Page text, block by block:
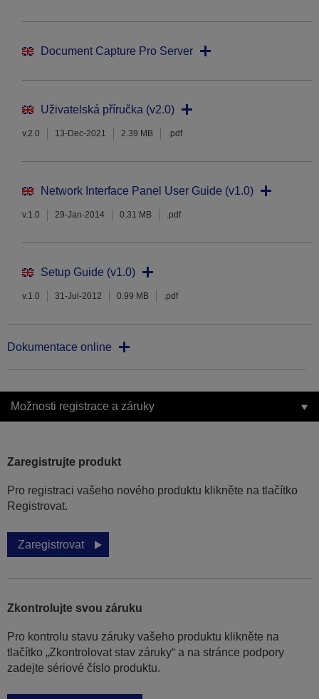
Document Capture Pro Server
Uživatelská příručka (v2.0)
v.2.0 13-Dec-2021 2.39 MB .pdf
Network Interface Panel User Guide (v1.0)
v.1.0 29-Jan-2014 0.31 MB .pdf
Setup Guide (v1.0)
v.1.0 31-Jul-2012 0.99 MB .pdf
Dokumentace online
Možnosti registrace a záruky
Zaregistrujte produkt
Pro registraci vašeho nového produktu klikněte na tlačítko
Registrovat.
Zaregistrovat
Zkontrolujte svou záruku
Pro kontrolu stavu záruky vašeho produktu klikněte na
tlačítko „Zkontrolovat stav záruky“ a na stránce podpory
zadejte sériové číslo produktu.